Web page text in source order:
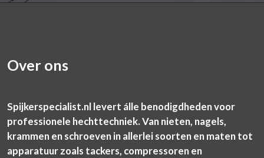
Over ons
Spijkerspecialist.nl levert álle benodigdheden voor
professionele hechttechniek. Van nieten, nagels,
krammen en schroeven in allerlei soorten en maten tot
apparatuur zoals tackers, compressoren en